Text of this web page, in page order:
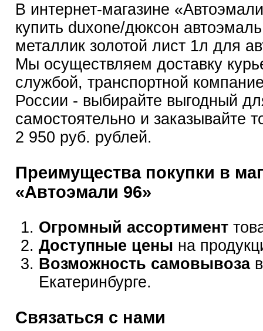
В интернет-магазине
купить duxone/дюксон
металлик золотой лист 1л для
Мы осуществляем доставку
службой, транспортной
России - выбирайте выгодный
самостоятельно и заказывайте
2 950 руб. рублей.
Преимущества покупки в
«Автоэмали 96»
Огромный ассортимент
Доступные цены на
Возможность самовывозав
Екатеринбурге.
Связаться с нами